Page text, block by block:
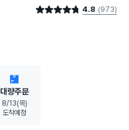
별점 4.8점 4.8 (973)
대량주문
8/13(목)
도착예정